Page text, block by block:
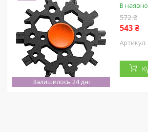
Залишилось 24 дні
В
572 ₴
543 ₴